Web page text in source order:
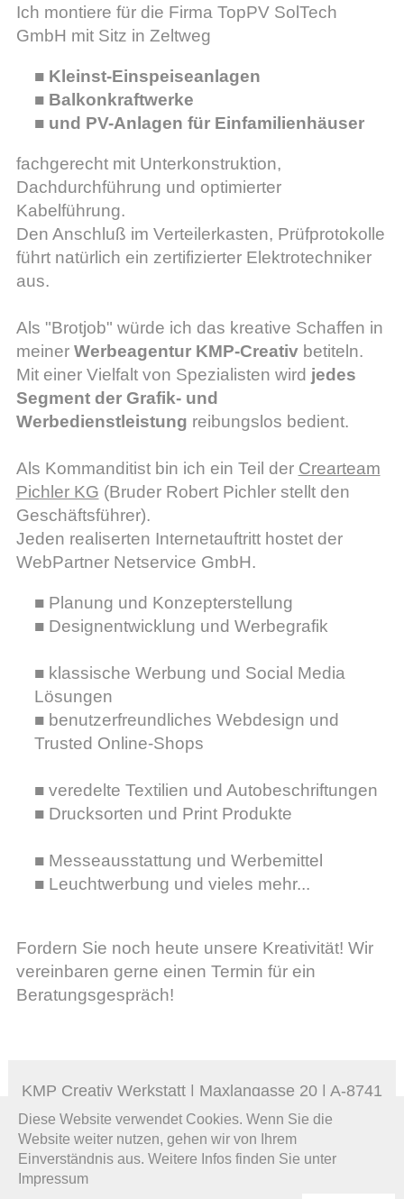
Ich montiere für die Firma TopPV SolTech
GmbH mit Sitz in Zeltweg
Kleinst-Einspeiseanlagen
Balkonkraftwerke
und PV-Anlagen für Einfamilienhäuser
fachgerecht mit Unterkonstruktion,
Dachdurchführung und optimierter
Kabelführung.
Den Anschluß im Verteilerkasten, Prüfprotokolle
führt natürlich ein zertifizierter Elektrotechniker
aus.
Als "Brotjob" würde ich das kreative Schaffen in
meiner Werbeagentur KMP-Creativ betiteln.
Mit einer Vielfalt von Spezialisten wird jedes
Segment der Grafik- und
Werbedienstleistung reibungslos bedient.
Als Kommanditist bin ich ein Teil der Crearteam
Pichler KG (Bruder Robert Pichler stellt den
Geschäftsführer).
Jeden realiserten Internetauftritt hostet der
WebPartner Netservice GmbH.
Planung und Konzepterstellung
Designentwicklung und Werbegrafik
klassische Werbung und Social Media
Lösungen
benutzerfreundliches Webdesign und
Trusted Online-Shops
veredelte Textilien und Autobeschriftungen
Drucksorten und Print Produkte
Messeausstattung und Werbemittel
Leuchtwerbung und vieles mehr...
Fordern Sie noch heute unsere Kreativität! Wir
vereinbaren gerne einen Termin für ein
Beratungsgespräch!
KMP Creativ Werkstatt | Maxlangasse 20 | A-8741
Weißkirchen in Steiermark |+43 699 12335580
info@kmp-creativ.at
Impressum-DSGVO
Diese Website verwendet Cookies. Wenn Sie die
Website weiter nutzen, gehen wir von Ihrem
Einverständnis aus. Weitere Infos finden Sie unter
Impressum